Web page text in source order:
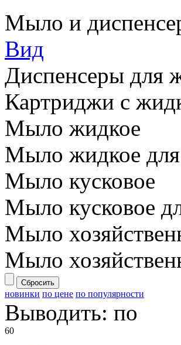
Мыло и
Вид
Диспенсеры для
Картриджи с
Мыло жидкое
Мыло жидкое для
Мыло кусковое
Мыло кусковое
Мыло
Мыло
Сбросить
новинки по цене по популярности
Выводить: по
60